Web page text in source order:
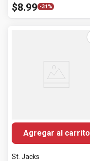
$8.99 -31%
Agregar al carrito
St. Jacks